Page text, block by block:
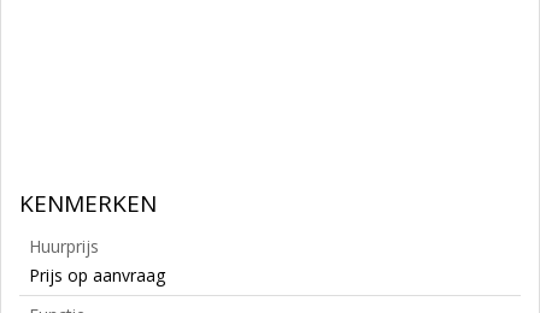
KENMERKEN
Huurprijs
Prijs op aanvraag